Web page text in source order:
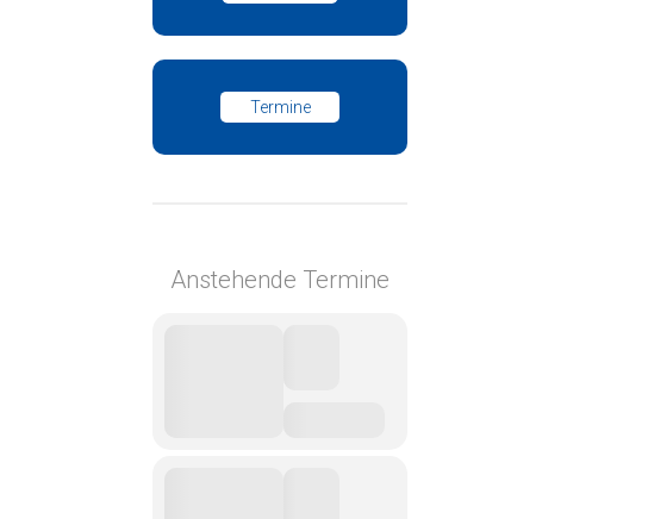
Termine
Anstehende Termine